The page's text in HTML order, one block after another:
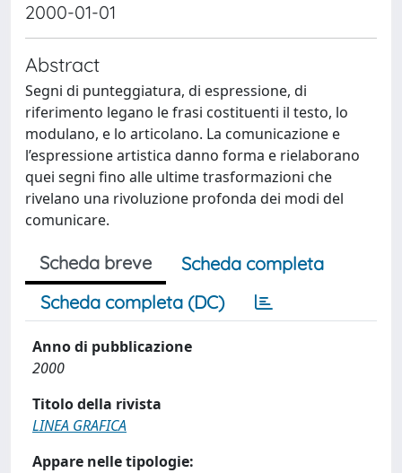
2000-01-01
Abstract
Segni di punteggiatura, di espressione, di
riferimento legano le frasi costituenti il testo, lo
modulano, e lo articolano. La comunicazione e
l’espressione artistica danno forma e rielaborano
quei segni fino alle ultime trasformazioni che
rivelano una rivoluzione profonda dei modi del
comunicare.
Scheda breve
Scheda completa
Scheda completa (DC)
Anno di pubblicazione
2000
Titolo della rivista
LINEA GRAFICA
Appare nelle tipologie: